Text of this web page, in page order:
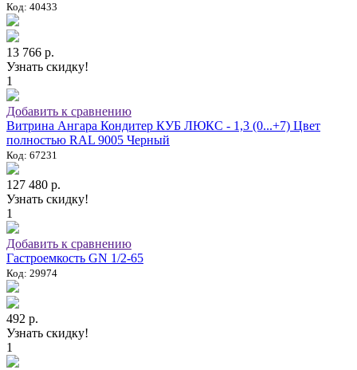
Код: 40433
13 766 р.
Узнать скидку!
1
Добавить к сравнению
Витрина Ангара Кондитер КУБ ЛЮКС - 1,3 (0...+7) Цвет
полностью RAL 9005 Черный
Код: 67231
127 480 р.
Узнать скидку!
1
Добавить к сравнению
Гастроемкость GN 1/2-65
Код: 29974
492 р.
Узнать скидку!
1